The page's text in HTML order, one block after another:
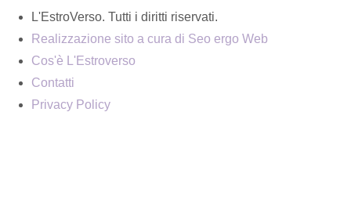
L'EstroVerso. Tutti i diritti riservati.
Realizzazione sito a cura di Seo ergo Web
Cos'è L'Estroverso
Contatti
Privacy Policy